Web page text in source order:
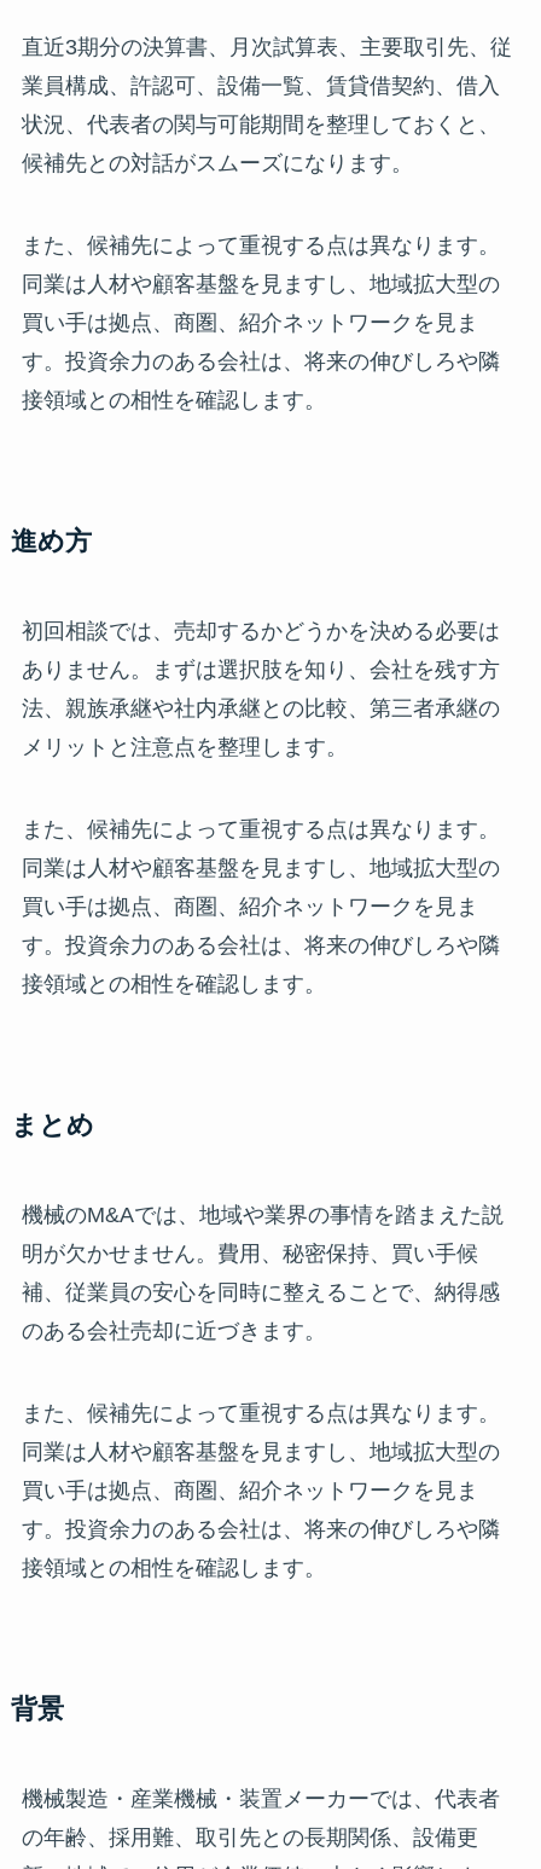
直近3期分の決算書、月次試算表、主要取引先、従
業員構成、許認可、設備一覧、賃貸借契約、借入
状況、代表者の関与可能期間を整理しておくと、
候補先との対話がスムーズになります。
また、候補先によって重視する点は異なります。
同業は人材や顧客基盤を見ますし、地域拡大型の
買い手は拠点、商圏、紹介ネットワークを見ま
す。投資余力のある会社は、将来の伸びしろや隣
接領域との相性を確認します。
進め方
初回相談では、売却するかどうかを決める必要は
ありません。まずは選択肢を知り、会社を残す方
法、親族承継や社内承継との比較、第三者承継の
メリットと注意点を整理します。
また、候補先によって重視する点は異なります。
同業は人材や顧客基盤を見ますし、地域拡大型の
買い手は拠点、商圏、紹介ネットワークを見ま
す。投資余力のある会社は、将来の伸びしろや隣
接領域との相性を確認します。
まとめ
機械のM&Aでは、地域や業界の事情を踏まえた説
明が欠かせません。費用、秘密保持、買い手候
補、従業員の安心を同時に整えることで、納得感
のある会社売却に近づきます。
また、候補先によって重視する点は異なります。
同業は人材や顧客基盤を見ますし、地域拡大型の
買い手は拠点、商圏、紹介ネットワークを見ま
す。投資余力のある会社は、将来の伸びしろや隣
接領域との相性を確認します。
背景
機械製造・産業機械・装置メーカーでは、代表者
の年齢、採用難、取引先との長期関係、設備更